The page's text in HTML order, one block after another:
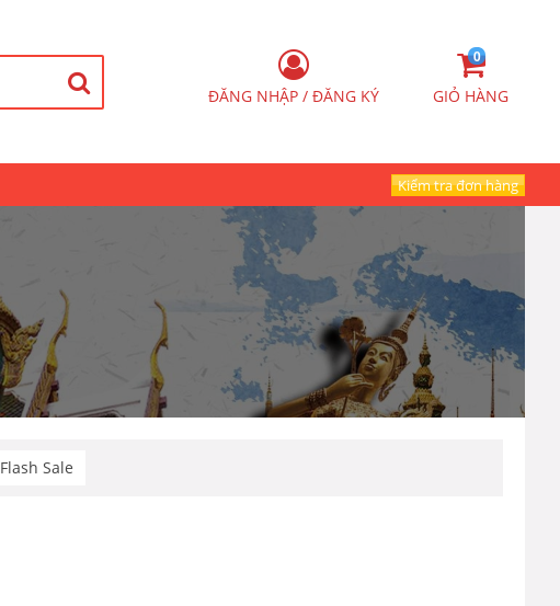
ĐĂNG NHẬP / ĐĂNG KÝ
0
GIỎ HÀNG
Kiểm tra đơn hàng
Flash Sale